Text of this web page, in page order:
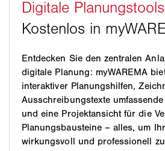
Entdecken Sie den zentralen
digitale Planung: myWAREMA
interaktiver Planungshilfen,
Ausschreibungstexte
und eine Projektansicht für die
Planungsbausteine – alles, um
wirkungsvoll und professionell